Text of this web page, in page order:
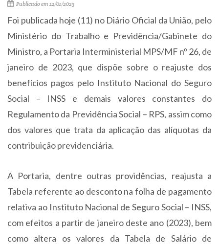
Publicado em 12/01/2023
Foi publicada hoje (11) no Diário Oficial da União, pelo
Ministério do Trabalho e Previdência/Gabinete do
Ministro, a Portaria Interministerial MPS/MF nº 26, de
janeiro de 2023, que dispõe sobre o reajuste dos
benefícios pagos pelo Instituto Nacional do Seguro
Social – INSS e demais valores constantes do
Regulamento da Previdência Social – RPS, assim como
dos valores que trata da aplicação das alíquotas da
contribuição previdenciária.
A Portaria, dentre outras providências, reajusta a
Tabela referente ao desconto na folha de pagamento
relativa ao Instituto Nacional de Seguro Social – INSS,
com efeitos a partir de janeiro deste ano (2023), bem
como altera os valores da Tabela de Salário de